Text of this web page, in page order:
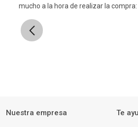
Previous
mucho a la hora de realizar la compra:
Nuestra empresa Te